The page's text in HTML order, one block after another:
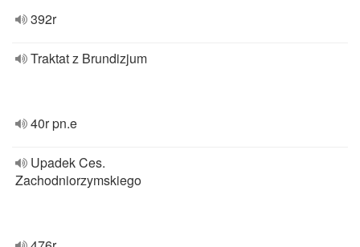
392r
Traktat z Brundizjum
40r pn.e
Upadek Ces.
Zachodniorzymskiego